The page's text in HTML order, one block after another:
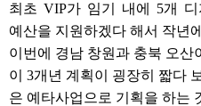
최초 VIP가 임기 내에 5개 디
예산을 지원하겠다 해서 작년
이번에 경남 창원과 충북 오산
이 3개년 계획이 굉장히 짧다
은 예타사업으로 기획을 하는